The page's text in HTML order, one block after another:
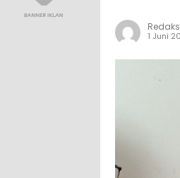
1 Juni